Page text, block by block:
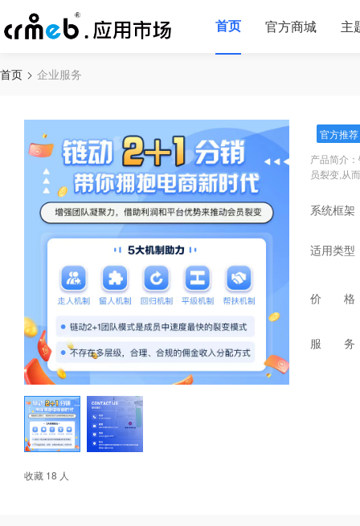
首页 官方商城 主
首页 企业服务
收藏 18 人
官方推荐
产品简介
员裂变,从
系统框架
适用类型
价 格
服 务